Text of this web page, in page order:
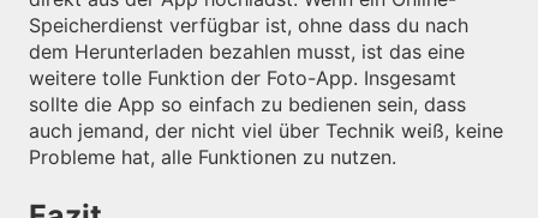
Speicherdienst verfügbar ist, ohne dass du nach
dem Herunterladen bezahlen musst, ist das eine
weitere tolle Funktion der Foto-App. Insgesamt
sollte die App so einfach zu bedienen sein, dass
auch jemand, der nicht viel über Technik weiß, keine
Probleme hat, alle Funktionen zu nutzen.